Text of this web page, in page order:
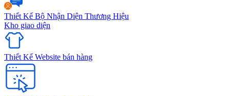
Thiết Kế Bộ Nhận Diện Thương Hiệu
Kho giao diện
Thiết Kế Website bán hàng